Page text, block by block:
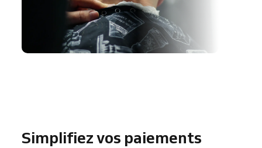
Simplifiez vos paiements